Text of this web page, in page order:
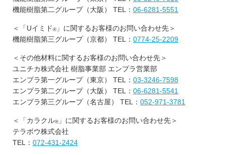
機能樹脂第二グループ（大阪） TEL： 06-6281-5551
＜「Uイミド®」に関するお客様のお問い合わせ先＞
機能樹脂第三グループ（京都） TEL： 0774-25-2209
＜その他材料に関するお客様のお問い合わせ先＞
ユニチカ株式会社 樹脂事業部 エンプラ営業部
エンプラ第一グループ（東京） TEL： 03-3246-7598
エンプラ第二グループ（大阪） TEL： 06-6281-5541
エンプラ第三グループ（名古屋） TEL： 052-971-3781
＜「カラクル®」に関するお客様のお問い合わせ先＞
テラボウ株式会社
TEL： 072-431-2424